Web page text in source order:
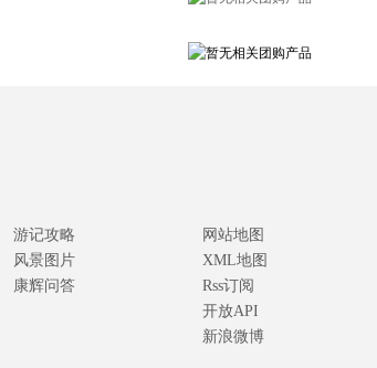
游记攻略
风景图片
康辉问答
网站地图
XML地图
Rss订阅
开放API
新浪微博